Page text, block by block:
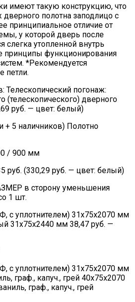
имеют такую конструкцию, что
полотна заподлицо с
принципиальное отличие от
у которой дверь после
слегка утопленной внутрь
принципы функционирования
*Рекомендуется
петли.
Телескопический погонаж:
(телескопического) дверного
руб. — цвет: белый)
+ 5 наличников) Полотно
/ 900 мм
руб. (330,29 руб. — цвет: белый)
в сторону уменьшения
1 шт.
с уплотнителем) 31х75х2070 мм
31х75х2440 мм 38,47 руб. —
с уплотнителем) 31х75х2070 мм
граф., капуч., грей 40х75х2070
граф., капуч., грей